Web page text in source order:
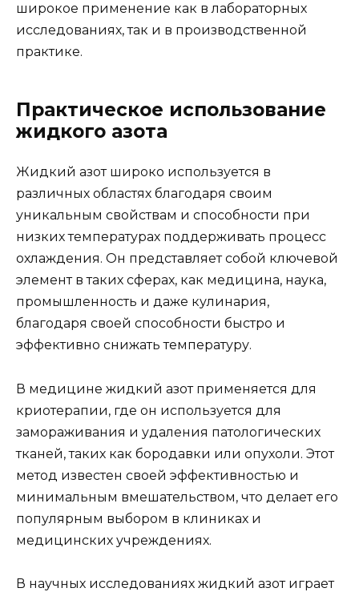
широкое применение как в лабораторных
исследованиях, так и в производственной
практике.
Практическое использование
жидкого азота
Жидкий азот широко используется в
различных областях благодаря своим
уникальным свойствам и способности при
низких температурах поддерживать процесс
охлаждения. Он представляет собой ключевой
элемент в таких сферах, как медицина, наука,
промышленность и даже кулинария,
благодаря своей способности быстро и
эффективно снижать температуру.
В медицине жидкий азот применяется для
криотерапии, где он используется для
замораживания и удаления патологических
тканей, таких как бородавки или опухоли. Этот
метод известен своей эффективностью и
минимальным вмешательством, что делает его
популярным выбором в клиниках и
медицинских учреждениях.
В научных исследованиях жидкий азот играет